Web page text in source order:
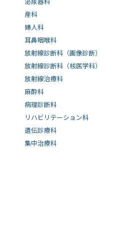
産科
婦人科
耳鼻咽喉科
放射線診断科（画像診断）
放射線診断科（核医学科）
放射線治療科
麻酔科
病理診断科
リハビリテーション科
遺伝診療科
集中治療科